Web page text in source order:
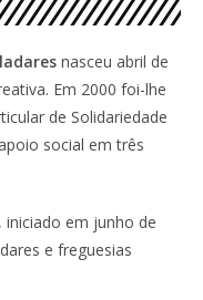
nasceu abril de
Em 2000 foi-lhe
de Solidariedade
social em três
iniciado em junho de
e freguesias